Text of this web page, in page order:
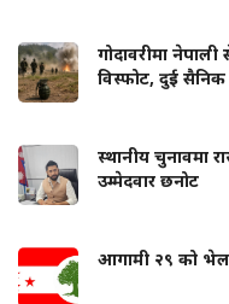
गोदावरीमा नेपाली
विस्फोट, दुई सैनिक
स्थानीय चुनावमा
उम्मेदवार छनोट
आगामी २९ को